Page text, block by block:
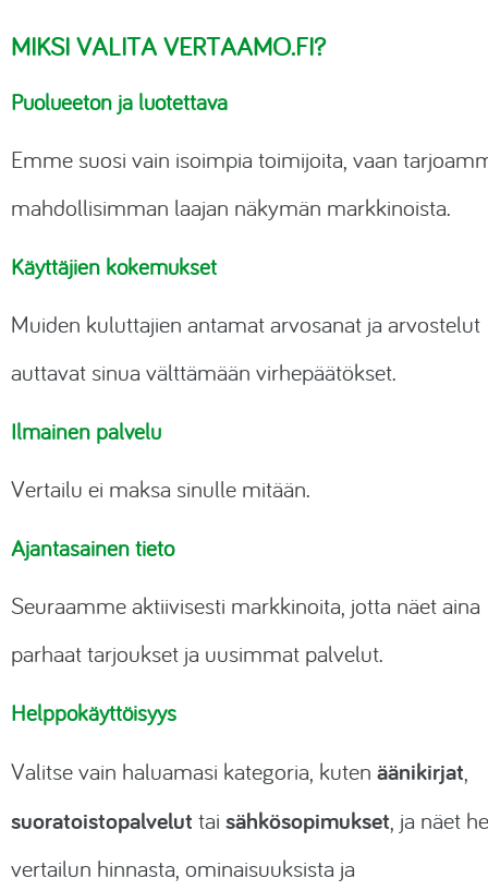
MIKSI VALITA VERTAAMO.FI?
Puolueeton ja luotettava
Emme suosi vain isoimpia toimijoita, vaan
mahdollisimman laajan näkymän markkinoista.
Käyttäjien kokemukset
Muiden kuluttajien antamat arvosanat ja arvostelut
auttavat sinua välttämään virhepäätökset.
Ilmainen palvelu
Vertailu ei maksa sinulle mitään.
Ajantasainen tieto
Seuraamme aktiivisesti markkinoita, jotta näet aina
parhaat tarjoukset ja uusimmat palvelut.
Helppokäyttöisyys
Valitse vain haluamasi kategoria, kuten äänikirjat,
suoratoistopalvelut tai sähkösopimukset, ja näet
vertailun hinnasta, ominaisuuksista ja